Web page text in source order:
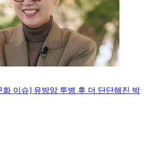
화 이슈] 유방암 투병 후 더 단단해진 박